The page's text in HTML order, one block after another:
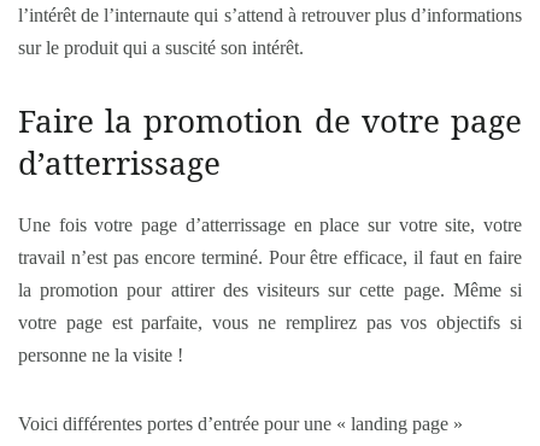
l’intérêt de l’internaute qui s’attend à retrouver plus d’informations
sur le produit qui a suscité son intérêt.
Faire la promotion de votre page
d’atterrissage
Une fois votre page d’atterrissage en place sur votre site, votre
travail n’est pas encore terminé. Pour être efficace, il faut en faire
la promotion pour attirer des visiteurs sur cette page. Même si
votre page est parfaite, vous ne remplirez pas vos objectifs si
personne ne la visite !
Voici différentes portes d’entrée pour une « landing page »